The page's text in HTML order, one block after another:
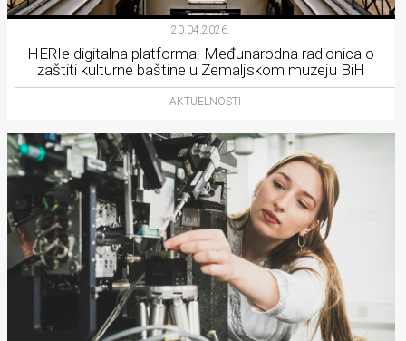
20.04.2026.
HERIe digitalna platforma: Međunarodna radionica o
zaštiti kulturne baštine u Zemaljskom muzeju BiH
AKTUELNOSTI